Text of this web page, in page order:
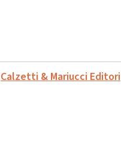
Calzetti & Mariucci Editori